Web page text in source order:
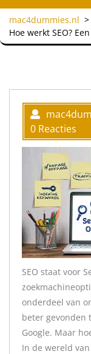
mac4dummies.nl >
Hoe werkt SEO?
0 Reacties
SEO staat voor
onderdeel van
beter gevonden
Google. Maar
In de wereld